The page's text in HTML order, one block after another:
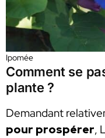
Ipomée
Comment se
plante ?
Demandant
pour prospérer,